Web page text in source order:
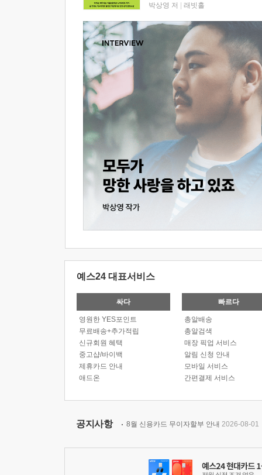
박상영 저 래빗홀
예스24 대표서비스
싸다
영원한 YES포인트
무료배송+추가적립
신규회원 혜택
중고샵/바이백
제휴카드 안내
애드온
빠르다
총알배송
총알검색
매장 픽업 서비스
알림 신청 안내
모바일 서비스
간편결제 서비스
공지사항 8월 신용카드 무이자할부 안내 2026-08-01